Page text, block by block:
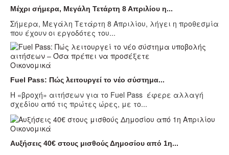
Μέχρι σήμερα, Μεγάλη Τετάρτη 8 Απριλίου η...
Σήμερα, Μεγάλη Τετάρτη 8 Απριλίου, λήγει η προθεσμία
που έχουν οι εργοδότες του...
Οικονομικά
Fuel Pass: Πώς λειτουργεί το νέο σύστημα...
Η «βροχή» αιτήσεων για το Fuel Pass έφερε αλλαγή
σχεδίου από τις πρώτες ώρες, με το...
Οικονομικά
Αυξήσεις 40€ στους μισθούς Δημοσίου από 1η...